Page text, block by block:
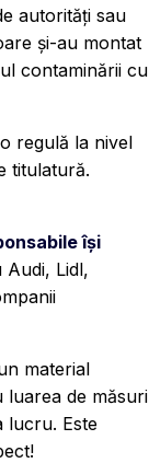
autorități sau
și-au montat
contaminării cu
regulă la nivel
titulatură.
își
Audi, Lidl,
material
luarea de măsuri
lucru. Este